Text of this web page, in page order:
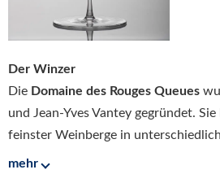
Der Winzer
Die Domaine des Rouges Queues
und Jean-Yves Vantey gegründet.
feinster Weinberge in
mehr